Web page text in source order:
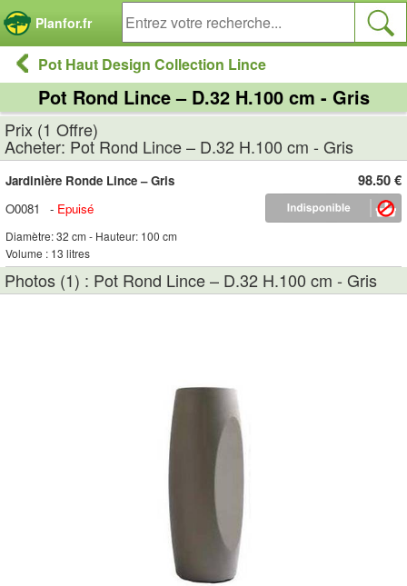
Planfor.fr
Pot Haut Design Collection Lince
Pot Rond Lince – D.32 H.100 cm - Gris
Prix (1 Offre)
Acheter: Pot Rond Lince – D.32 H.100 cm - Gris
98.50 €
Jardinière Ronde Lince – Gris
O0081
- Epuisé
Diamètre: 32 cm - Hauteur: 100 cm
Volume : 13 litres
Photos (1) : Pot Rond Lince – D.32 H.100 cm - Gris
Panneau de gestion des cookies